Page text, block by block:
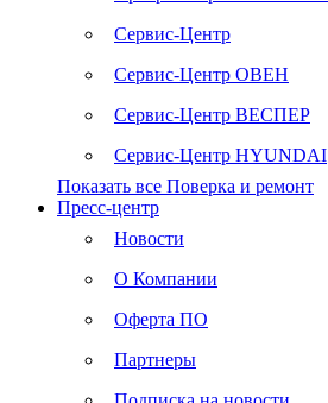
Сервис-Центр
Сервис-Центр ОВЕН
Сервис-Центр ВЕСПЕР
Сервис-Центр HYUNDAI
Показать все Поверка и ремонт
Пресс-центр
Новости
О Компании
Оферта ПО
Партнеры